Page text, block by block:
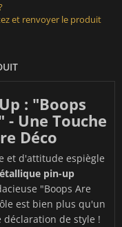
et renvoyer le produit
: "Boops
- Une Touche
Déco
et d'attitude espiègle
pin-up
"Boops Are
est bien plus qu'un
de style !